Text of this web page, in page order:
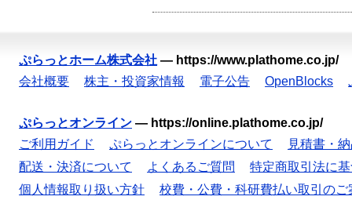
ぷらっとホーム株式会社 — https://www.plathome.co.jp/
会社概要
株主・投資家情報 電子公告 OpenBlocks
ぷらっとオンライン — https://online.plathome.co.jp/
ご利用ガイド
ぷらっとオンラインについて
見積書・
配送・決済について
よくあるご質問
特定商取引法に
個人情報取り扱い方針
校費・公費・科研費払い取引のご